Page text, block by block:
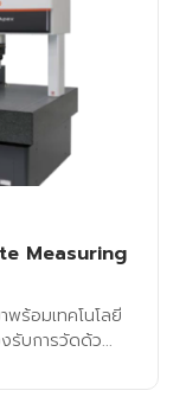
Measuring
ร้อมเทคโนโลยี
รับการวัดด้ว...